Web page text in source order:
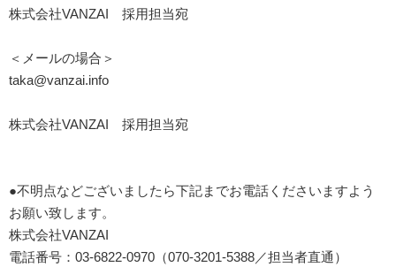
株式会社VANZAI 採用担当宛
＜メールの場合＞
taka@vanzai.info
株式会社VANZAI 採用担当宛
●不明点などございましたら下記までお電話くださいますよう
お願い致します。
株式会社VANZAI
電話番号：03-6822-0970（070-3201-5388／担当者直通）